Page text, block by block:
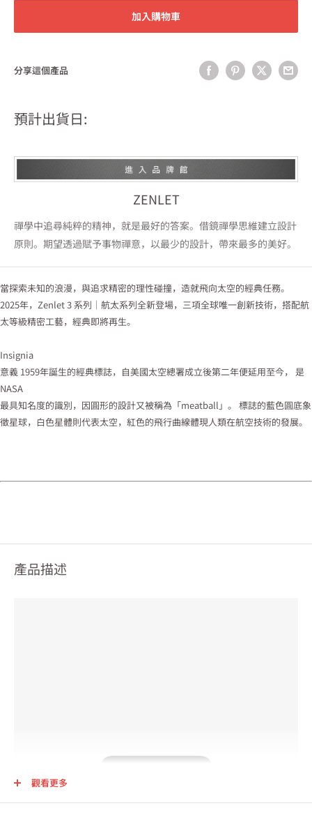
加入購物車
分享這個產品
預計出貨日:
ZENLET
禪學中追尋純粹的精神，就是最好的答案。借鏡禪學思維建立設計
原則。期望透過賦予事物禪意，以最少的設計，帶來最多的美好。
當探索未知的浪漫，與追求精密的理性碰撞，造就飛向太空的經典任務。
2025年，Zenlet 3 系列｜航太系列全新登場，三項全球唯一創新技術，搭配航
太等級精密工藝，經典即將再生。
Insignia
意義 1959年誕生的經典標誌，自美國太空總署成立後第二年便延用至今， 是
NASA
最具知名度的識別，因圓形的設計又被稱為「meatball」。 標誌的藍色圓底象
徵星球，白色星體則代表太空，紅色的飛行曲線體現人類在航空技術的發展。
產品描述
觀看更多